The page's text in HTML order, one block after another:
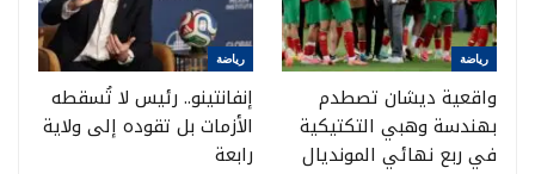
رياضة
واقعية ديشان تصطدم
بهندسة وهبي التكتيكية
في ربع نهائي المونديال
رياضة
إنفانتينو.. رئيس لا تُسقطه
الأزمات بل تقوده إلى ولاية
رابعة